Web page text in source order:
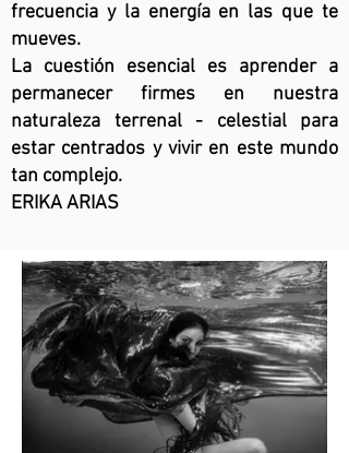
frecuencia y la energía en las que te
mueves.
La cuestión esencial es aprender a
permanecer firmes en nuestra
naturaleza terrenal - celestial para
estar centrados y vivir en este mundo
tan complejo.
ERIKA ARIAS